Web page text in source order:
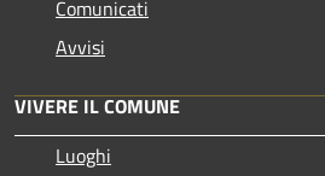
Comunicati
Avvisi
VIVERE IL COMUNE
Luoghi